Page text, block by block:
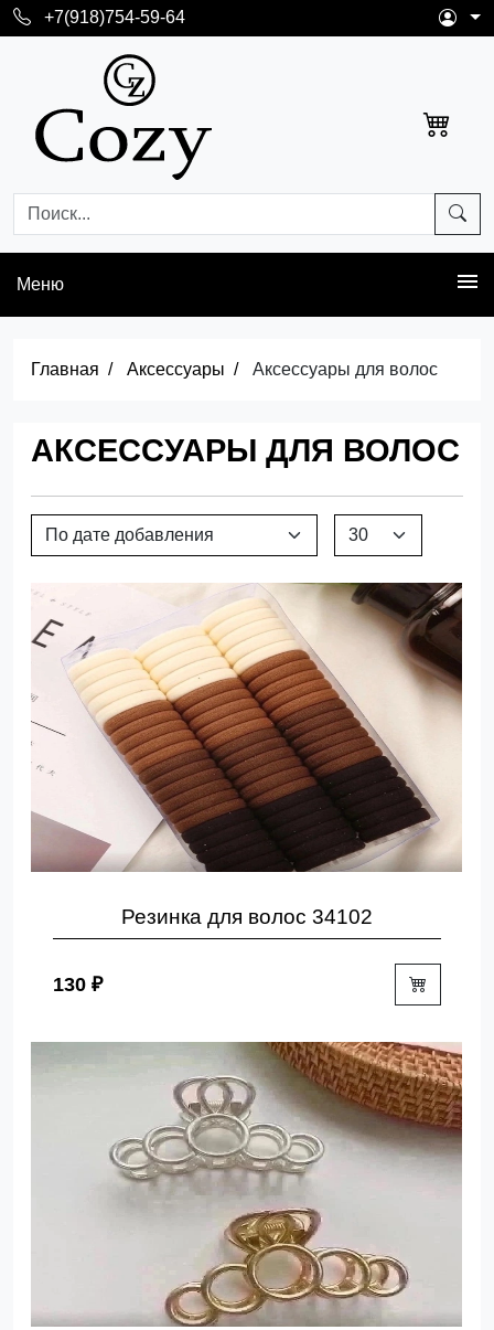
+7(918)754-59-64
Меню
Главная Аксессуары Аксессуары для волос
АКСЕССУАРЫ ДЛЯ ВОЛОС
Резинка для волос 34102
130 ₽